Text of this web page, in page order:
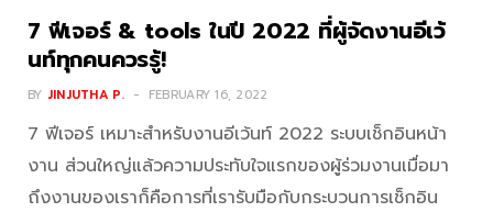
7 ฟีเจอร์ & tools ในปี 2022 ที่ผู้จัดงานอีเว้
นท์ทุกคนควรรู้!
BY JINJUTHA P. FEBRUARY 16, 2022
7 ฟีเจอร์ เหมาะสำหรับงานอีเว้นท์ 2022 ระบบเช็กอินหน้า
งาน ส่วนใหญ่แล้วความประทับใจแรกของผู้ร่วมงานเมื่อมา
ถึงงานของเราก็คือการที่เรารับมือกับกระบวนการเช็กอิน